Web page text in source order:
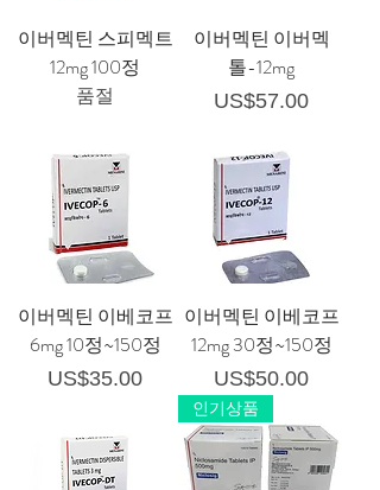
이버멕틴 스피멕트
12mg 100정
품절
이버멕틴 이버멕
톨-12mg
가격
US$57.00
이버멕틴 이베코프
6mg 10정~150정
가격
US$35.00
이버멕틴 이베코프
12mg 30정~150정
가격
US$50.00
인기상품